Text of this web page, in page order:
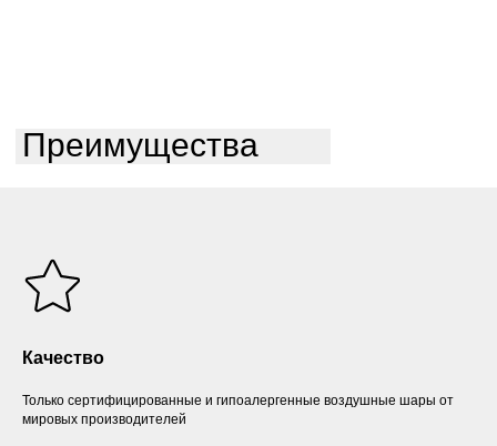
Преимущества
Качество
Только сертифицированные и гипоалергенные воздушные шары от
мировых производителей